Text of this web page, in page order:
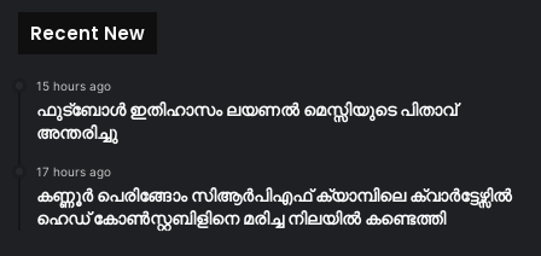
Recent New
15 hours ago
ഫുട്ബോൾ ഇതിഹാസം ലയണൽ മെസ്സിയുടെ പിതാവ്
അന്തരിച്ചു
17 hours ago
കണ്ണൂർ പെരിങ്ങോം സിആർപിഎഫ് ക്യാമ്പിലെ ക്വാർട്ടേഴ്സിൽ
ഹെഡ് കോൺസ്റ്റബിളിനെ മരിച്ച നിലയിൽ കണ്ടെത്തി